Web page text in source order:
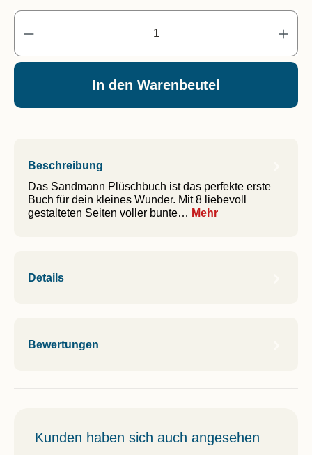
In den Warenbeutel
Beschreibung
Das Sandmann Plüschbuch ist das perfekte erste
Buch für dein kleines Wunder. Mit 8 liebevoll
gestalteten Seiten voller bunte… Mehr
Details
Bewertungen
Kunden haben sich auch angesehen